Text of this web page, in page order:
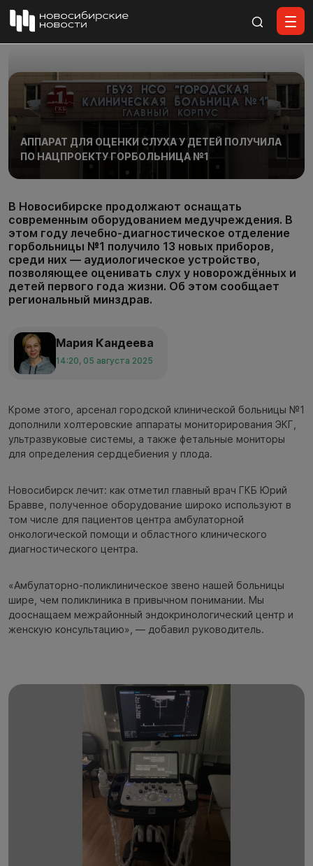
АППАРАТ ДЛЯ ОЦЕНКИ СЛУХА У ДЕТЕЙ ПОЛУЧИЛА
ПО НАЦПРОЕКТУ ГОРБОЛЬНИЦА №1
В Новосибирске продолжают оснащать
современным оборудованием медучреждения. В
этом году лечебно-диагностическое отделение
горбольницы №1 получило 13 новых приборов,
среди них — аудиологическое устройство,
позволяющее оценивать слух у новорождённых и
детей первого года жизни. Об этом сообщает
региональный минздрав.
Мария Кандеева
14:20, 05 августа 2025
Кроме этого, арсенал городской клинической больницы №1
дополнили холтеровские аппараты мониторирования ЭКГ,
ультразвуковые системы, а также фетальные мониторы
для определения сердцебиения у плода.
Новосибирск лечит: как отметил главный врач ГКБ Юрий
Бравве, полученное оборудование широко используют в
том числе для пациентов центра амбулаторной
онкологической помощи и областного клинического
диагностического центра.
«Амбулаторно-поликлиническое звено нашей больницы
шире, чем поликлиника в привычном понимании. Мы
дооснащаем межрайонный эндокринологический центр и
женскую консультацию», — добавил руководитель.